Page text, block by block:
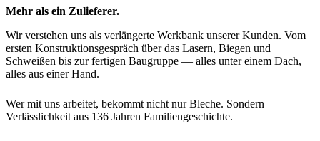
Mehr als ein Zulieferer.
Wir verstehen uns als verlängerte Werkbank unserer Kunden. Vom
ersten Konstruktionsgespräch über das Lasern, Biegen und
Schweißen bis zur fertigen Baugruppe — alles unter einem Dach,
alles aus einer Hand.
Wer mit uns arbeitet, bekommt nicht nur Bleche. Sondern
Verlässlichkeit aus 136 Jahren Familiengeschichte.